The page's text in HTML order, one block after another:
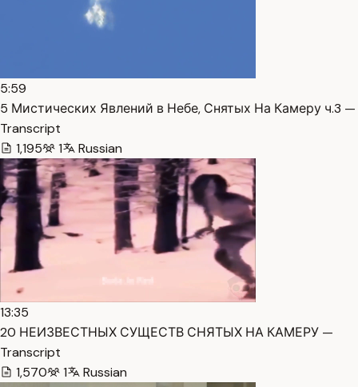
5:59
5 Мистических Явлений в Небе, Снятых На Камеру ч.3 —
Transcript
1,195
1 Russian
13:35
20 НЕИЗВЕСТНЫХ СУЩЕСТВ СНЯТЫХ НА КАМЕРУ —
Transcript
1,570
1 Russian